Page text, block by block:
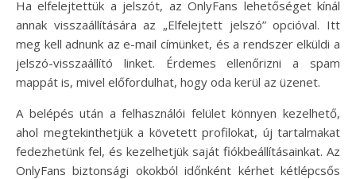
Ha elfelejtettük a jelszót, az OnlyFans lehetőséget kínál
annak visszaállítására az „Elfelejtett jelszó” opcióval. Itt
meg kell adnunk az e-mail címünket, és a rendszer elküldi a
jelszó-visszaállító linket. Érdemes ellenőrizni a spam
mappát is, mivel előfordulhat, hogy oda kerül az üzenet.
A belépés után a felhasználói felület könnyen kezelhető,
ahol megtekinthetjük a követett profilokat, új tartalmakat
fedezhetünk fel, és kezelhetjük saját fiókbeállításainkat. Az
OnlyFans biztonsági okokból időnként kérhet kétlépcsős